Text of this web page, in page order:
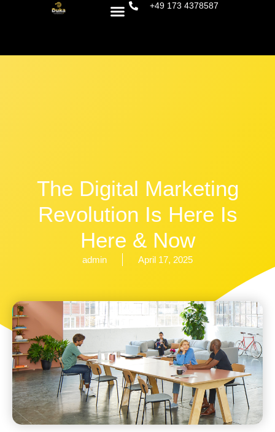
+49 173 4378587
The Digital Marketing
Revolution Is Here Is
Here & Now
admin April 17, 2025